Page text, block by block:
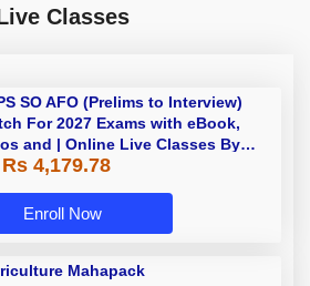
Classes
Lakshya लक्ष्य IBPS SO AFO (Prelims
to Interview) Foundation Batch
For 2027 Exams with eBook,
TestSeries videos and | Online
Rs 4,179.78
Enroll Now
Agriculture Mahapack